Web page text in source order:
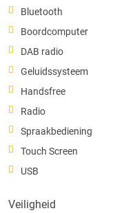
Bluetooth
Boordcomputer
DAB radio
Geluidssysteem
Handsfree
Radio
Spraakbediening
Touch Screen
USB
Veiligheid